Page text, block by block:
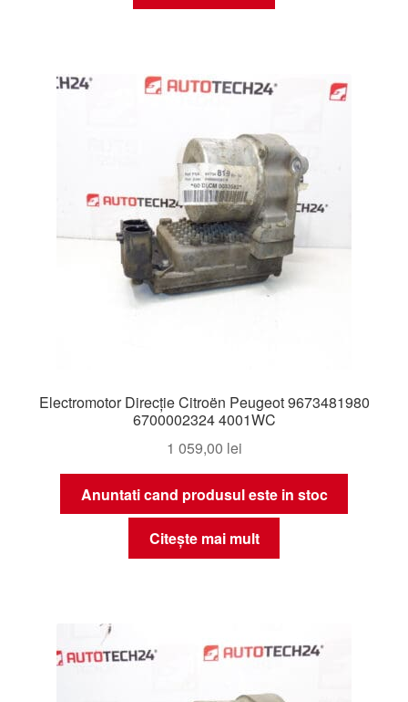
Electromotor Direcție Citroën Peugeot 9673481980
6700002324 4001WC
1 059,00 lei
Anuntati cand produsul este in stoc
Citește mai mult